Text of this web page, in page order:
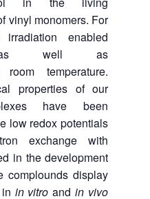
vinyl monomers. For
enabled
as well as
temperature.
properties of our
have been
low redox potentials
exchange with
in the development
complounds display
in vitroandin vivo